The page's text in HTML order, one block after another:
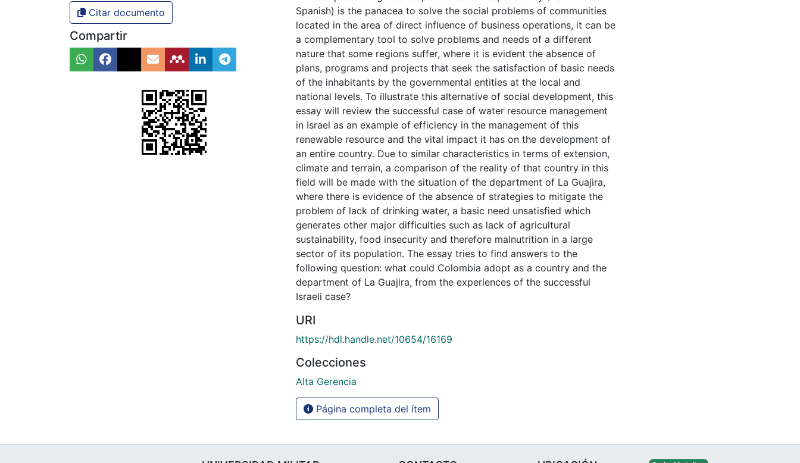
Citar documento
Compartir
Spanish) is the panacea to solve the social problems of communities
located in the area of direct influence of business operations, it can be
a complementary tool to solve problems and needs of a different
nature that some regions suffer, where it is evident the absence of
plans, programs and projects that seek the satisfaction of basic needs
of the inhabitants by the governmental entities at the local and
national levels. To illustrate this alternative of social development, this
essay will review the successful case of water resource management
in Israel as an example of efficiency in the management of this
renewable resource and the vital impact it has on the development of
an entire country. Due to similar characteristics in terms of extension,
climate and terrain, a comparison of the reality of that country in this
field will be made with the situation of the department of La Guajira,
where there is evidence of the absence of strategies to mitigate the
problem of lack of drinking water, a basic need unsatisfied which
generates other major difficulties such as lack of agricultural
sustainability, food insecurity and therefore malnutrition in a large
sector of its population. The essay tries to find answers to the
following question: what could Colombia adopt as a country and the
department of La Guajira, from the experiences of the successful
Israeli case?
URI
https://hdl.handle.net/10654/16169
Colecciones
Alta Gerencia
Página completa del ítem